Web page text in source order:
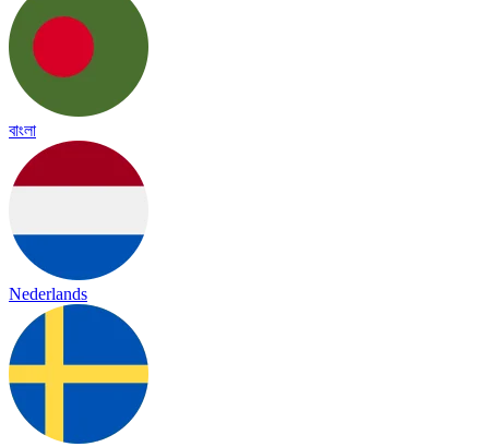
বাংলা
Nederlands